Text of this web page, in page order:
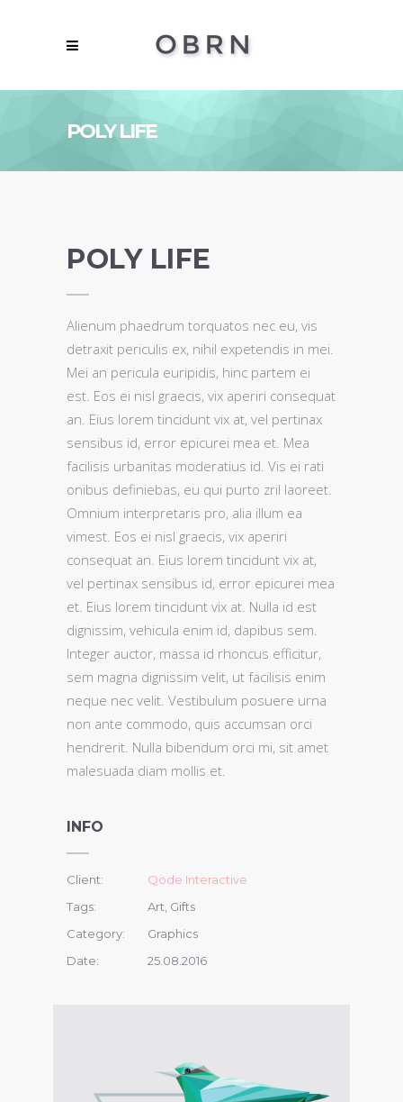
POLY LIFE
POLY LIFE
Alienum phaedrum torquatos nec eu, vis
detraxit periculis ex, nihil expetendis in mei.
Mei an pericula euripidis, hinc partem ei
est. Eos ei nisl graecis, vix aperiri consequat
an. Eius lorem tincidunt vix at, vel pertinax
sensibus id, error epicurei mea et. Mea
facilisis urbanitas moderatius id. Vis ei rati
onibus definiebas, eu qui purto zril laoreet.
Omnium interpretaris pro, alia illum ea
vimest. Eos ei nisl graecis, vix aperiri
consequat an. Eius lorem tincidunt vix at,
vel pertinax sensibus id, error epicurei mea
et. Eius lorem tincidunt vix at. Nulla id est
dignissim, vehicula enim id, dapibus sem.
Integer auctor, massa id rhoncus efficitur,
sem magna dignissim velit, ut facilisis enim
neque nec velit. Vestibulum posuere urna
non ante commodo, quis accumsan orci
hendrerit. Nulla bibendum orci mi, sit amet
malesuada diam mollis et.
INFO
Client:
Qode Interactive
Tags:
Art, Gifts
Category:
Graphics
Date:
25.08.2016